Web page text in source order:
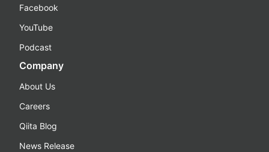
Facebook
YouTube
Podcast
Company
About Us
Careers
Qiita Blog
News Release